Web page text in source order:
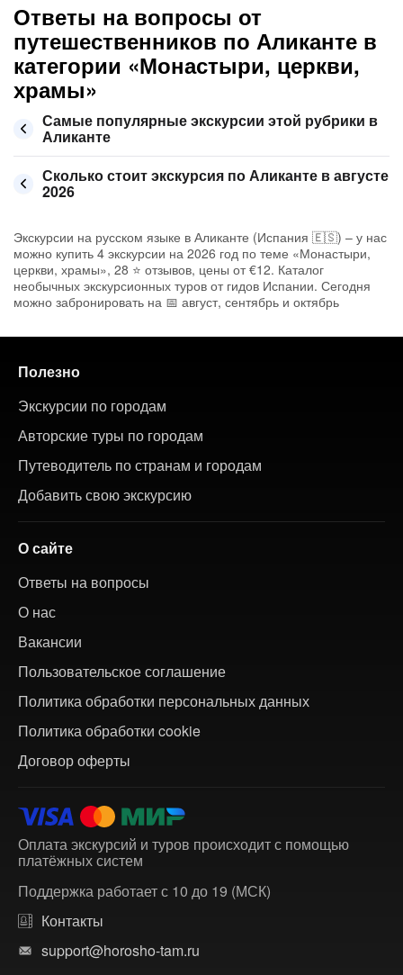
Ответы на вопросы от
путешественников по Аликанте в
категории «Монастыри, церкви,
храмы»
Самые популярные экскурсии этой рубрики в
Аликанте
Сколько стоит экскурсия по Аликанте в августе
2026
Экскурсии на русском языке в Аликанте (Испания 🇪🇸) – у нас
можно купить 4 экскурсии на 2026 год по теме «Монастыри,
церкви, храмы», 28 ⭐ отзывов, цены от €12. Каталог
необычных экскурсионных туров от гидов Испании. Сегодня
можно забронировать на 📅 август, сентябрь и октябрь
Полезно
Экскурсии по городам
Авторские туры по городам
Путеводитель по странам и городам
Добавить свою экскурсию
О сайте
Ответы на вопросы
О нас
Вакансии
Пользовательское соглашение
Политика обработки персональных данных
Политика обработки cookie
Договор оферты
Оплата экскурсий и туров происходит с помощью
платёжных систем
Поддержка работает с 10 до 19 (МСК)
Контакты
support@horosho-tam.ru